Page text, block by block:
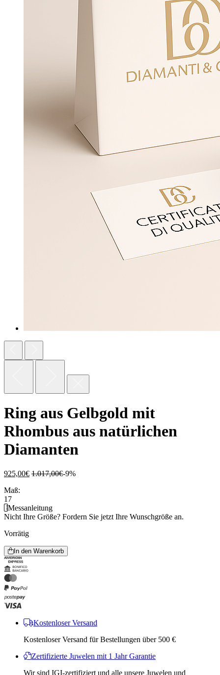
Ring aus Gelbgold mit
Rhombus aus natürlichen
Diamanten
925,00€ 1.017,00€-9%
Maß:
17
Messanleitung
Nicht Ihre Größe? Fordern Sie jetzt Ihre Wunschgröße an.
Vorrätig
In den Warenkorb
Kostenloser Versand
Kostenloser Versand für Bestellungen über 500 €
Zertifizierte Juwelen mit 1 Jahr Garantie
Wir sind IGI-zertifiziert und alle unsere Juwelen und